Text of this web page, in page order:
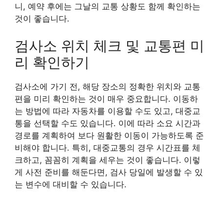
니, 예약 후에는 그날의 교통 상황도 함께 확인하는
것이 좋습니다.
검사소 위치 체크 및 교통편 미
리 확인하기
검사소에 가기 전, 해당 장소의 정확한 위치와 교통
편을 미리 확인하는 것이 매우 중요합니다. 이동하
는 방법에 따라 자동차를 이용할 수도 있고, 대중교
통을 선택할 수도 있습니다. 이에 따라 소요 시간과
경로를 계획하여 보다 원활한 이동이 가능하도록 준
비해야 합니다. 특히, 대중교통의 경우 시간표를 체
크하고, 꼼꼼히 계획을 세우는 것이 좋습니다. 이렇
게 사전 준비를 해둔다면, 검사 당일에 발생할 수 있
는 변수에 대비할 수 있습니다.